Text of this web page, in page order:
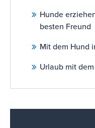
Hunde
besten Freund
Mit dem Hund
Urlaub mit